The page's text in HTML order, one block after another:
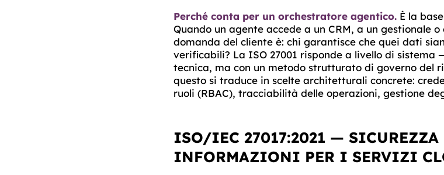
Perché conta per un orchestratore agentico. È la
Quando un agente accede a un CRM, a un gestionale
domanda del cliente è: chi garantisce che quei dati
verificabili? La ISO 27001 risponde a livello di sistema
tecnica, ma con un metodo strutturato di governo del
questo si traduce in scelte architetturali concrete:
ruoli (RBAC), tracciabilità delle operazioni, gestione
ISO/IEC 27017:2021 — SICUREZZA
INFORMAZIONI PER I SERVIZI